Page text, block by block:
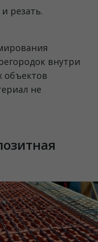
резать.
внутри
объектов
не